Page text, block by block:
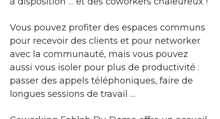
Vous pouvez profiter des espaces communs
pour recevoir des clients et pour networker
avec la communauté, mais vous pouvez
aussi vous isoler pour plus de productivité :
passer des appels téléphoniques, faire de
longues sessions de travail …